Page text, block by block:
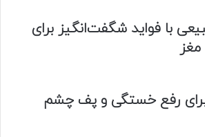
با فواید شگفت‌انگیز برای
رفع خستگی و پف چشم